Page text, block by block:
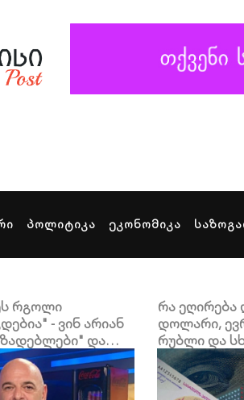
პოლიტიკა ეკონომიკა
რგოლი
- ვინ არიან
და
ღვინის
რა ეღირება
დოლარი,
რუბლი და